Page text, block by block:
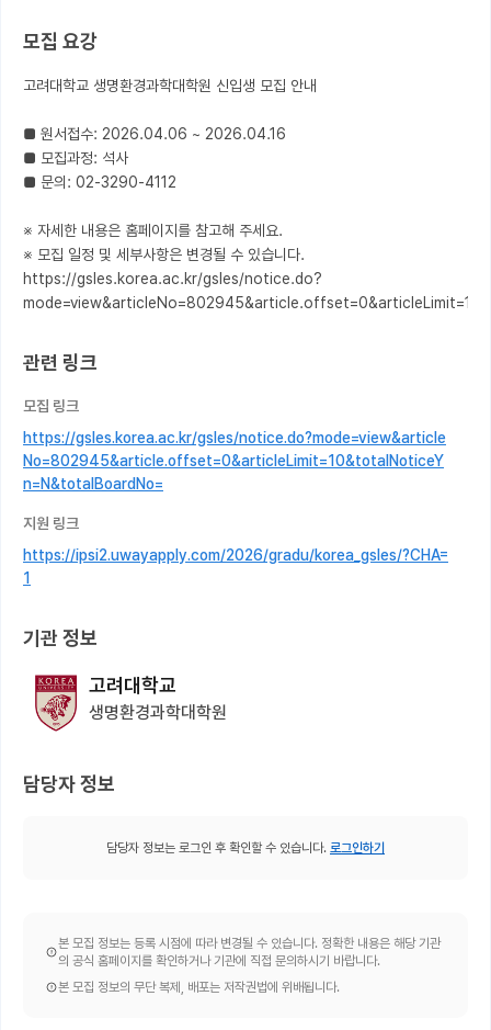
재팬라운지 🌸
모집 요강
고려대학교 생명환경과학대학원 신입생 모집 안내
■ 원서접수: 2026.04.06 ~ 2026.04.16
■ 모집과정: 석사
■ 문의: 02-3290-4112
※ 자세한 내용은 홈페이지를 참고해 주세요.
※ 모집 일정 및 세부사항은 변경될 수 있습니다.
https://gsles.korea.ac.kr/gsles/notice.do?
관련 링크
모집 링크
https://gsles.korea.ac.kr/gsles/notice.do?mode=view&article
No=802945&article.offset=0&articleLimit=10&totalNoticeY
n=N&totalBoardNo=
지원 링크
https://ipsi2.uwayapply.com/2026/gradu/korea_gsles/?CHA=
1
기관 정보
고려대학교
생명환경과학대학원
담당자 정보
담당자 정보는 로그인 후 확인할 수 있습니다. 로그인하기
본 모집 정보는 등록 시점에 따라 변경될 수 있습니다. 정확한 내용은 해당 기관
의 공식 홈페이지를 확인하거나 기관에 직접 문의하시기 바랍니다.
본 모집 정보의 무단 복제, 배포는 저작권법에 위배됩니다.